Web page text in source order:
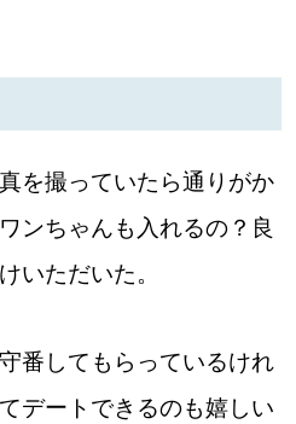
け”WEBマガジン
Sitakkeパートナー
利用規約
を撮っていたら通りがか
ンちゃんも入れるの？良
いただいた。
番してもらっているけれ
デートできるのも嬉しい